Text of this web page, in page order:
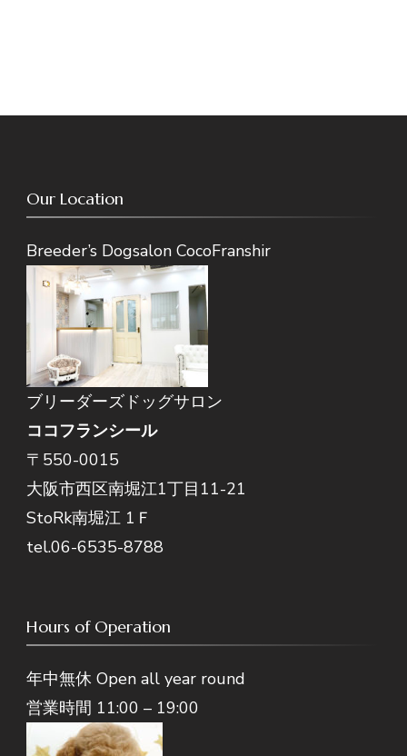
Our Location
Breeder’s Dogsalon CocoFranshir
ブリーダーズドッグサロン
ココフランシール
〒550-0015
大阪市西区南堀江1丁目11-21
StoRk南堀江 1Ｆ
tel.06-6535-8788
Hours of Operation
年中無休 Open all year round
営業時間 11:00 – 19:00